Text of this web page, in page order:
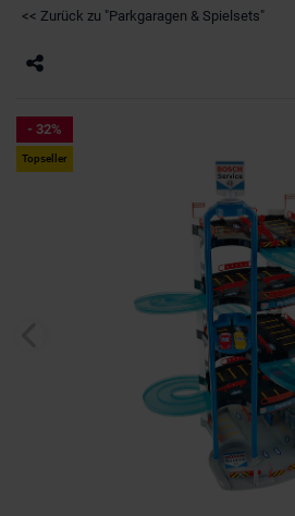
<< Zurück zu "Parkgaragen & Spielsets"
- 32%
Topseller